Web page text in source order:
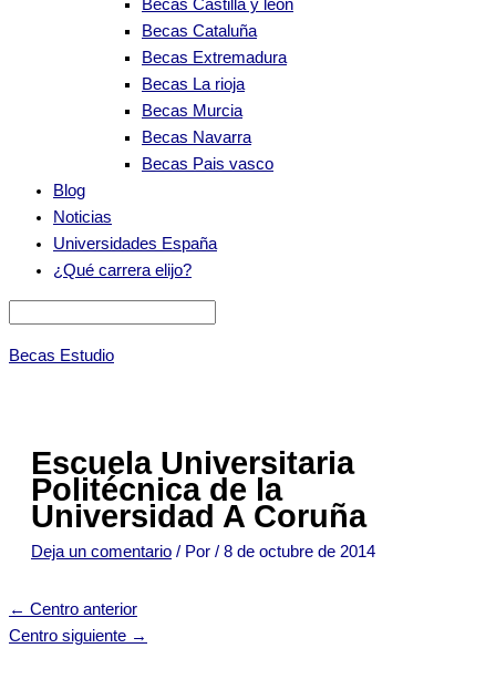
Becas Castilla y león
Becas Cataluña
Becas Extremadura
Becas La rioja
Becas Murcia
Becas Navarra
Becas Pais vasco
Blog
Noticias
Universidades España
¿Qué carrera elijo?
Becas Estudio
Escuela Universitaria
Politécnica de la
Universidad A Coruña
Deja un comentario / Por / 8 de octubre de 2014
← Centro anterior
Centro siguiente →